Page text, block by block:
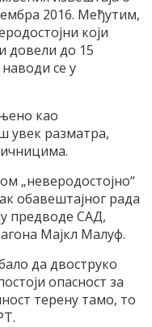
2016. Међутим,
који
довели до 15
се у
као
увек разматра,
„неверодостојно“
обавештајног рада
предводе САД,
Мајкл Малуф.
да двоструко
опасност за
терену тамо, то